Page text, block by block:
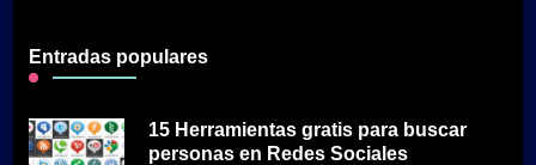
Entradas populares
15 Herramientas gratis para buscar
personas en Redes Sociales